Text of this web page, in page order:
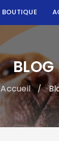
BOUTIQUE
BLOG
Accueil /